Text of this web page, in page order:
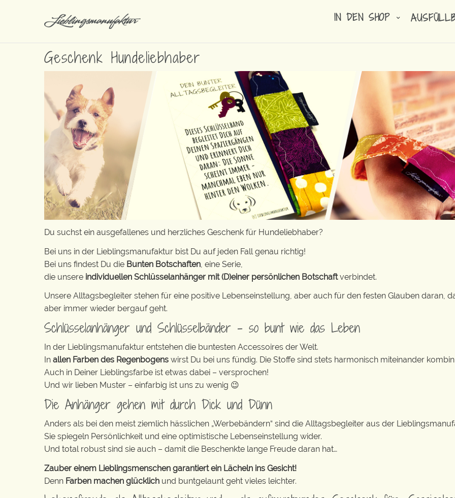
IN DEN SHOP
Geschenk Hundeliebhaber
Du suchst ein ausgefallenes und herzliches Geschenk für Hundeliebhaber?
Bei uns in der Lieblingsmanufaktur bist Du auf jeden Fall genau richtig!
Bei uns findest Du die Bunten Botschaften , eine Serie,
die unsere individuellen Schlüsselanhänger mit (D)einer persönlichen Botschaftverbindet.
Unsere Alltagsbegleiter stehen für eine positive Lebenseinstellung, aber auch für den festen Glauben daran,
aber immer wieder bergauf geht.
Schlüsselanhänger und Schlüsselbänder – so bunt wie das Leben
In der Lieblingsmanufaktur entstehen die buntesten Accessoires der Welt.
In allen Farben des Regenbogens wirst Du bei uns fündig. Die Stoffe sind stets harmonisch miteinander
Auch in Deiner Lieblingsfarbe ist etwas dabei – versprochen!
Und wir lieben Muster – einfarbig ist uns zu wenig 😉
Die Anhänger gehen mit durch Dick und Dünn
Anders als bei den meist ziemlich hässlichen „Werbebändern“ sind die Alltagsbegleiter aus der
Sie spiegeln Persönlichkeit und eine optimistische Lebenseinstellung wider.
Und total robust sind sie auch – damit die Beschenkte lange Freude daran hat…
Zauber einem Lieblingsmenschen garantiert ein Lächeln ins Gesicht!
Denn Farben machen glücklich und buntgelaunt geht vieles leichter.